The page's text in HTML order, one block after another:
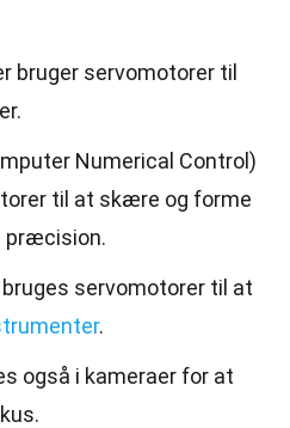
bruger servomotorer til
Numerical Control)
til at skære og forme
præcision.
servomotorer til at
.
også i kameraer for at